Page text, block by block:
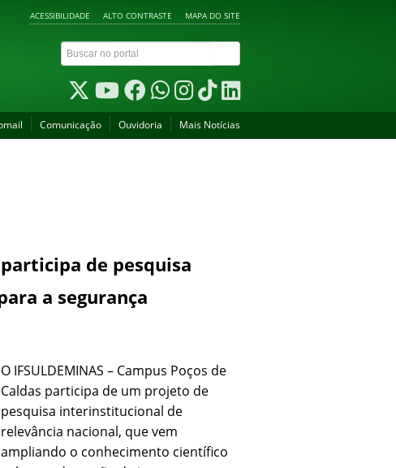
ACESSIBILIDADE ALTO CONTRASTE MAPA DO SITE
Comunicação Ouvidoria Mais Notícias
participa de pesquisa
a segurança
O IFSULDEMINAS – Campus Poços de
Caldas participa de um projeto de
pesquisa interinstitucional de
relevância nacional, que vem
ampliando o conhecimento científico